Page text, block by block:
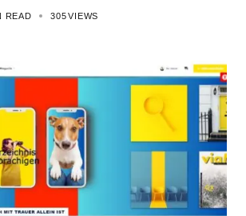
READ 305 VIEWS